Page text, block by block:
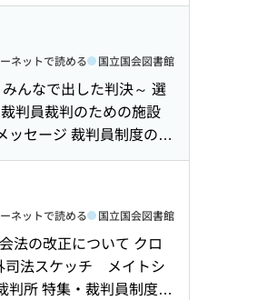
ネットで読める 国立国会図書館
んなで出した判決～ 選
判員裁判のための施設
セージ 裁判員制度の施
ネットで読める 国立国会図書館
法の改正について クロ
司法スケッチ メイトシ
判所 特集・裁判員制度